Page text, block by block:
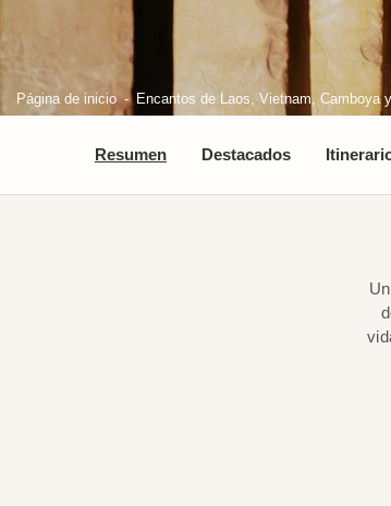
Página de inicio Encantos de Laos, Vietnam, Camboya
Resumen Destacados